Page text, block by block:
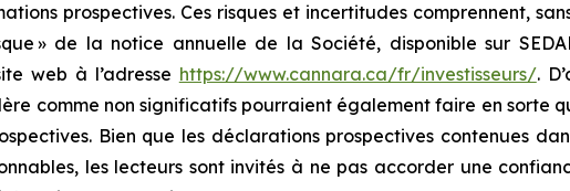
prospectives. Ces risques et incertitudes comprennent,
» de la notice annuelle de la Société, disponible sur
web à l’adresse https://www.cannara.ca/fr/investisseurs/.
comme non significatifs pourraient également faire en sorte
Bien que les déclarations prospectives contenues
les lecteurs sont invités à ne pas accorder une